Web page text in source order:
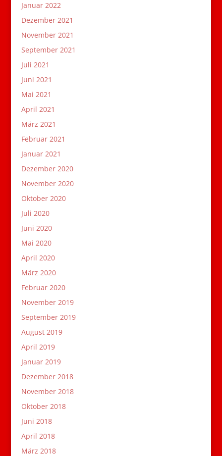
Januar 2022
Dezember 2021
November 2021
September 2021
Juli 2021
Juni 2021
Mai 2021
April 2021
März 2021
Februar 2021
Januar 2021
Dezember 2020
November 2020
Oktober 2020
Juli 2020
Juni 2020
Mai 2020
April 2020
März 2020
Februar 2020
November 2019
September 2019
August 2019
April 2019
Januar 2019
Dezember 2018
November 2018
Oktober 2018
Juni 2018
April 2018
März 2018